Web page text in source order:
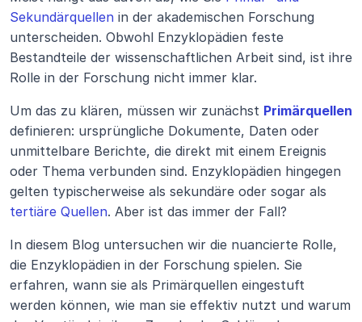
Sekundärquellen in der akademischen Forschung
unterscheiden. Obwohl Enzyklopädien feste
Bestandteile der wissenschaftlichen Arbeit sind, ist ihre
Rolle in der Forschung nicht immer klar.
Um das zu klären, müssen wir zunächst Primärquellen
definieren: ursprüngliche Dokumente, Daten oder
unmittelbare Berichte, die direkt mit einem Ereignis
oder Thema verbunden sind. Enzyklopädien hingegen
tertiäre Quellen. Aber ist das immer der Fall?
In diesem Blog untersuchen wir die nuancierte Rolle,
die Enzyklopädien in der Forschung spielen. Sie
erfahren, wann sie als Primärquellen eingestuft
werden können, wie man sie effektiv nutzt und warum